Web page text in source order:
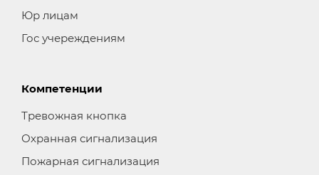
Юр лицам
Гос учереждениям
Компетенции
Тревожная кнопка
Охранная сигнализация
Пожарная сигнализация